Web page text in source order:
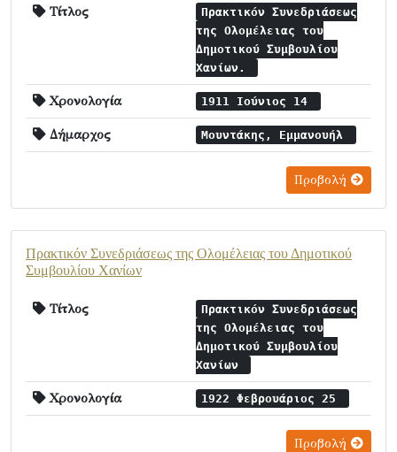
Τίτλος
Πρακτικόν Συνεδριάσεως
της Ολομέλειας του
Δημοτικού Συμβουλίου
Χανίων.
Χρονολογία 1911 Ιούνιος 14
Δήμαρχος Μουντάκης, Εμμανουήλ
Προβολή
Πρακτικόν Συνεδριάσεως της Ολομέλειας του Δημοτικού
Συμβουλίου Χανίων
Τίτλος
Πρακτικόν Συνεδριάσεως
της Ολομέλειας του
Δημοτικού Συμβουλίου
Χανίων
Χρονολογία 1922 Φεβρουάριος 25
Προβολή